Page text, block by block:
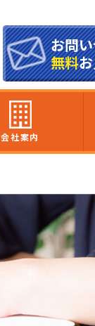
お問
無料
会社案内